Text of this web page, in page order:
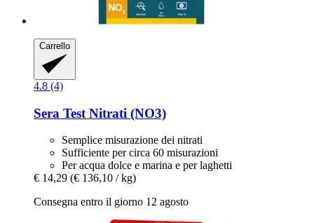
Carrello
4.8 (4)
Sera Test Nitrati (NO3)
Semplice misurazione dei nitrati
Sufficiente per circa 60 misurazioni
Per acqua dolce e marina e per laghetti
€ 14,29 (€ 136,10 / kg)
Consegna entro il giorno 12 agosto